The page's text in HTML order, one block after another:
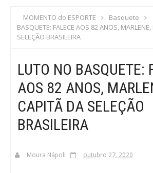
MOMENTO do ESPORTE Basquete
BASQUETE: FALECE AOS 82 ANOS,
SELEÇÃO BRASILEIRA
LUTO NO BASQUETE:
AOS 82 ANOS,
CAPITÃ DA SELEÇÃO
BRASILEIRA
Moura Nápoli outubro 27, 2020